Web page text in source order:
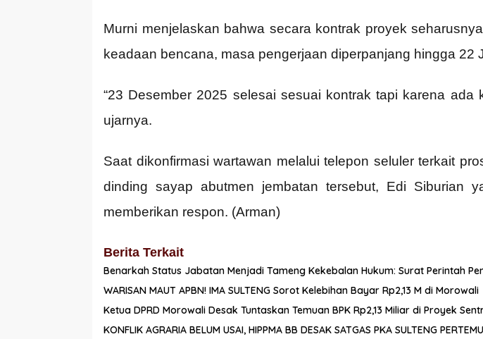
Murni menjelaskan bahwa secara kontrak proyek
keadaan bencana, masa pengerjaan diperpanjang hingga 22
“23 Desember 2025 selesai sesuai kontrak tapi karena
ujarnya.
Saat dikonfirmasi wartawan melalui telepon seluler terkait
dinding sayap abutmen jembatan tersebut, Edi Siburian
memberikan respon. (Arman)
Berita Terkait
Benarkah Status Jabatan Menjadi Tameng Kekebalan Hukum: Surat Perintah
WARISAN MAUT APBN! IMA SULTENG Sorot Kelebihan Bayar Rp2,13 M di Morowali
Ketua DPRD Morowali Desak Tuntaskan Temuan BPK Rp2,13 Miliar di Proyek
KONFLIK AGRARIA BELUM USAI, HIPPMA BB DESAK SATGAS PKA SULTENG